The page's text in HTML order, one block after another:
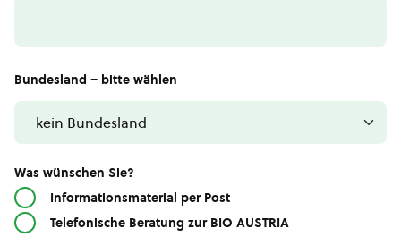
Bundesland – bitte wählen
Was wünschen Sie?
Informationsmaterial per Post
Telefonische Beratung zur BIO AUSTRIA